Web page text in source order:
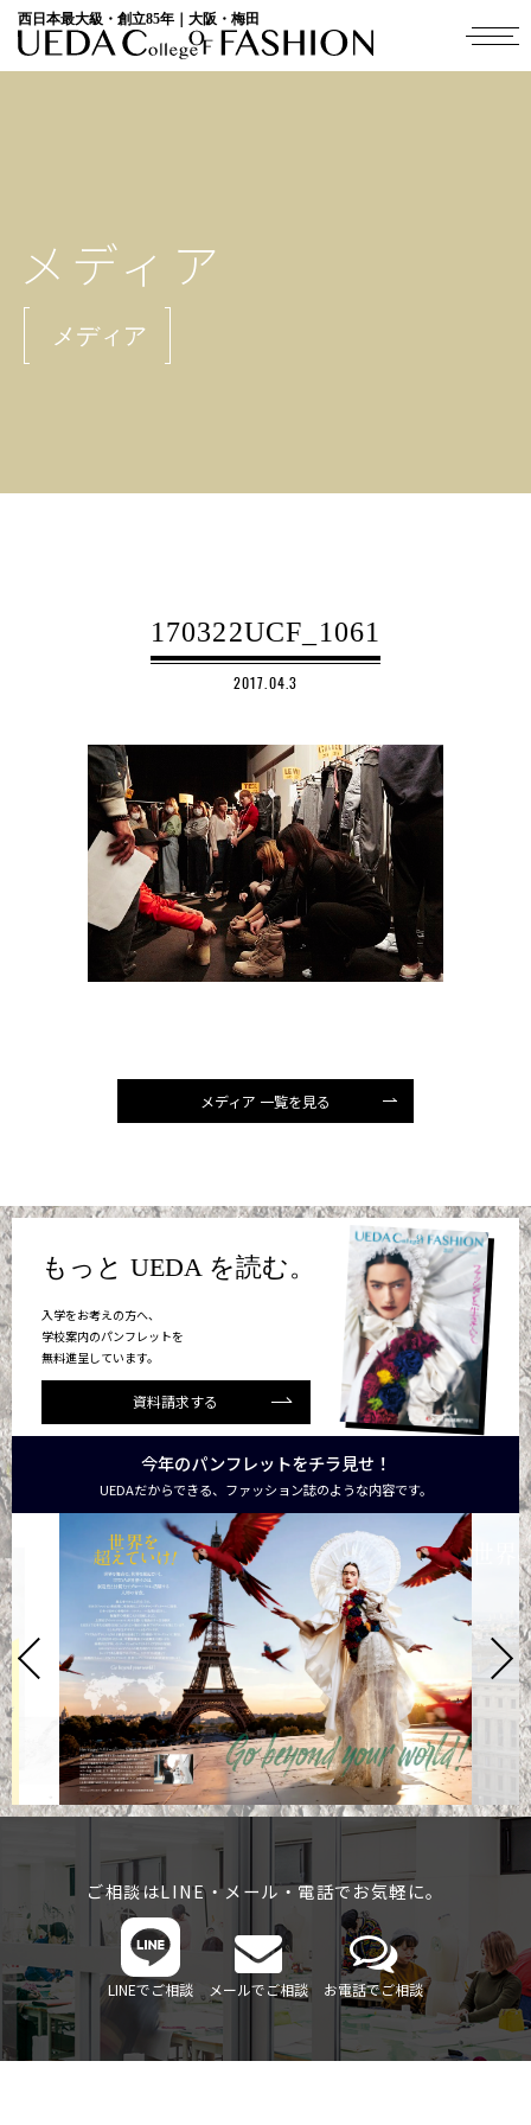
西日本最大級・創立85年｜大阪・梅田
メディア
メディア
170322UCF_1061
2017.04.3
メディア 一覧を見る
もっと UEDA を読む。
入学をお考えの方へ、
学校案内のパンフレットを
無料進呈しています。
資料請求する
今年のパンフレットをチラ見せ！
UEDAだからできる、ファッション誌のような内容です。
ご相談はLINE・メール・電話でお気軽に。
LINEでご相談 メールでご相談 お電話でご相談